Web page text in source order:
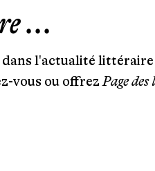
Lazare
97 20
...
l'actualité
vous ou offrezPage